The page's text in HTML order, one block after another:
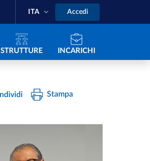
ITA Accedi
principale
STRUTTURE INCARICHI
Stampa